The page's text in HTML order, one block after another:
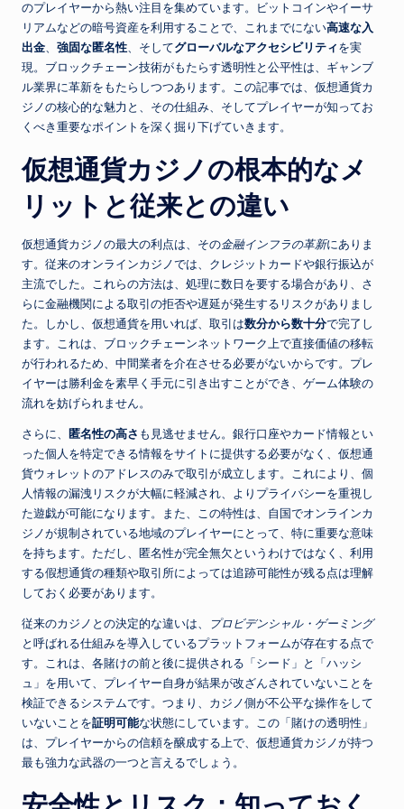
のプレイヤーから熱い注目を集めています。ビットコインやイーサ
リアムなどの暗号資産を利用することで、これまでにない高速な入
出金、 強固な匿名性、そしてグローバルなアクセシビリティを実
現。ブロックチェーン技術がもたらす透明性と公平性は、ギャンブ
ル業界に革新をもたらしつつあります。この記事では、仮想通貨カ
ジノの核心的な魅力と、その仕組み、そしてプレイヤーが知ってお
くべき重要なポイントを深く掘り下げていきます。
仮想通貨カジノの根本的なメ
リットと従来との違い
仮想通貨カジノの最大の利点は、その金融インフラの革新にありま
す。従来のオンラインカジノでは、クレジットカードや銀行振込が
主流でした。これらの方法は、処理に数日を要する場合があり、さ
らに金融機関による取引の拒否や遅延が発生するリスクがありまし
た。しかし、仮想通貨を用いれば、取引は数分から数十分で完了し
ます。これは、ブロックチェーンネットワーク上で直接価値の移転
が行われるため、中間業者を介在させる必要がないからです。プレ
イヤーは勝利金を素早く手元に引き出すことができ、ゲーム体験の
流れを妨げられません。
さらに、 匿名性の高さ も見逃せません。銀行口座やカード情報とい
った個人を特定できる情報をサイトに提供する必要がなく、仮想通
貨ウォレットのアドレスのみで取引が成立します。これにより、個
人情報の漏洩リスクが大幅に軽減され、よりプライバシーを重視し
た遊戯が可能になります。また、この特性は、自国でオンラインカ
ジノが規制されている地域のプレイヤーにとって、特に重要な意味
を持ちます。ただし、匿名性が完全無欠というわけではなく、利用
する假想通貨の種類や取引所によっては追跡可能性が残る点は理解
しておく必要があります。
従来のカジノとの決定的な違いは、
プロビデンシャル・ゲーミング
と呼ばれる仕組みを導入しているプラットフォームが存在する点で
す。これは、各賭けの前と後に提供される「シード」と「ハッシ
ュ」を用いて、プレイヤー自身が結果が改ざんされていないことを
検証できるシステムです。つまり、カジノ側が不公平な操作をして
いないことを証明可能な状態にしています。この「賭けの透明性」
は、プレイヤーからの信頼を醸成する上で、仮想通貨カジノが持つ
最も強力な武器の一つと言えるでしょう。